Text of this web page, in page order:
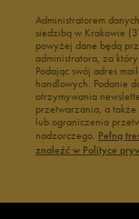
Administratorem
siedzibą w Krakowie
powyżej dane będą
administratora, za
Podając swój adres
handlowych. Podanie
otrzymywania
przetwarzania, a także
lub ograniczenia
nadzorczego. Pełną
znaleźć w Polityce